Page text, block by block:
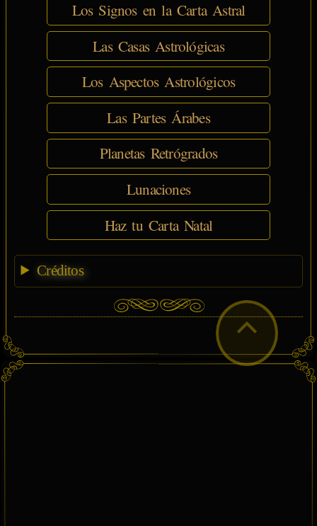
Los Signos en la Carta Astral
Las Casas Astrológicas
Los Aspectos Astrológicos
Las Partes Árabes
Planetas Retrógrados
Lunaciones
Haz tu Carta Natal
Créditos